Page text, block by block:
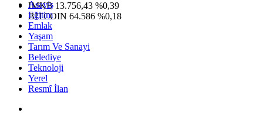
IMKB 13.756,43 %0,39
BITCOIN 64.586 %0,18
Asayiş
Eğitim
Emlak
Yaşam
Tarım Ve Sanayi
Belediye
Teknoloji
Yerel
Resmî İlan